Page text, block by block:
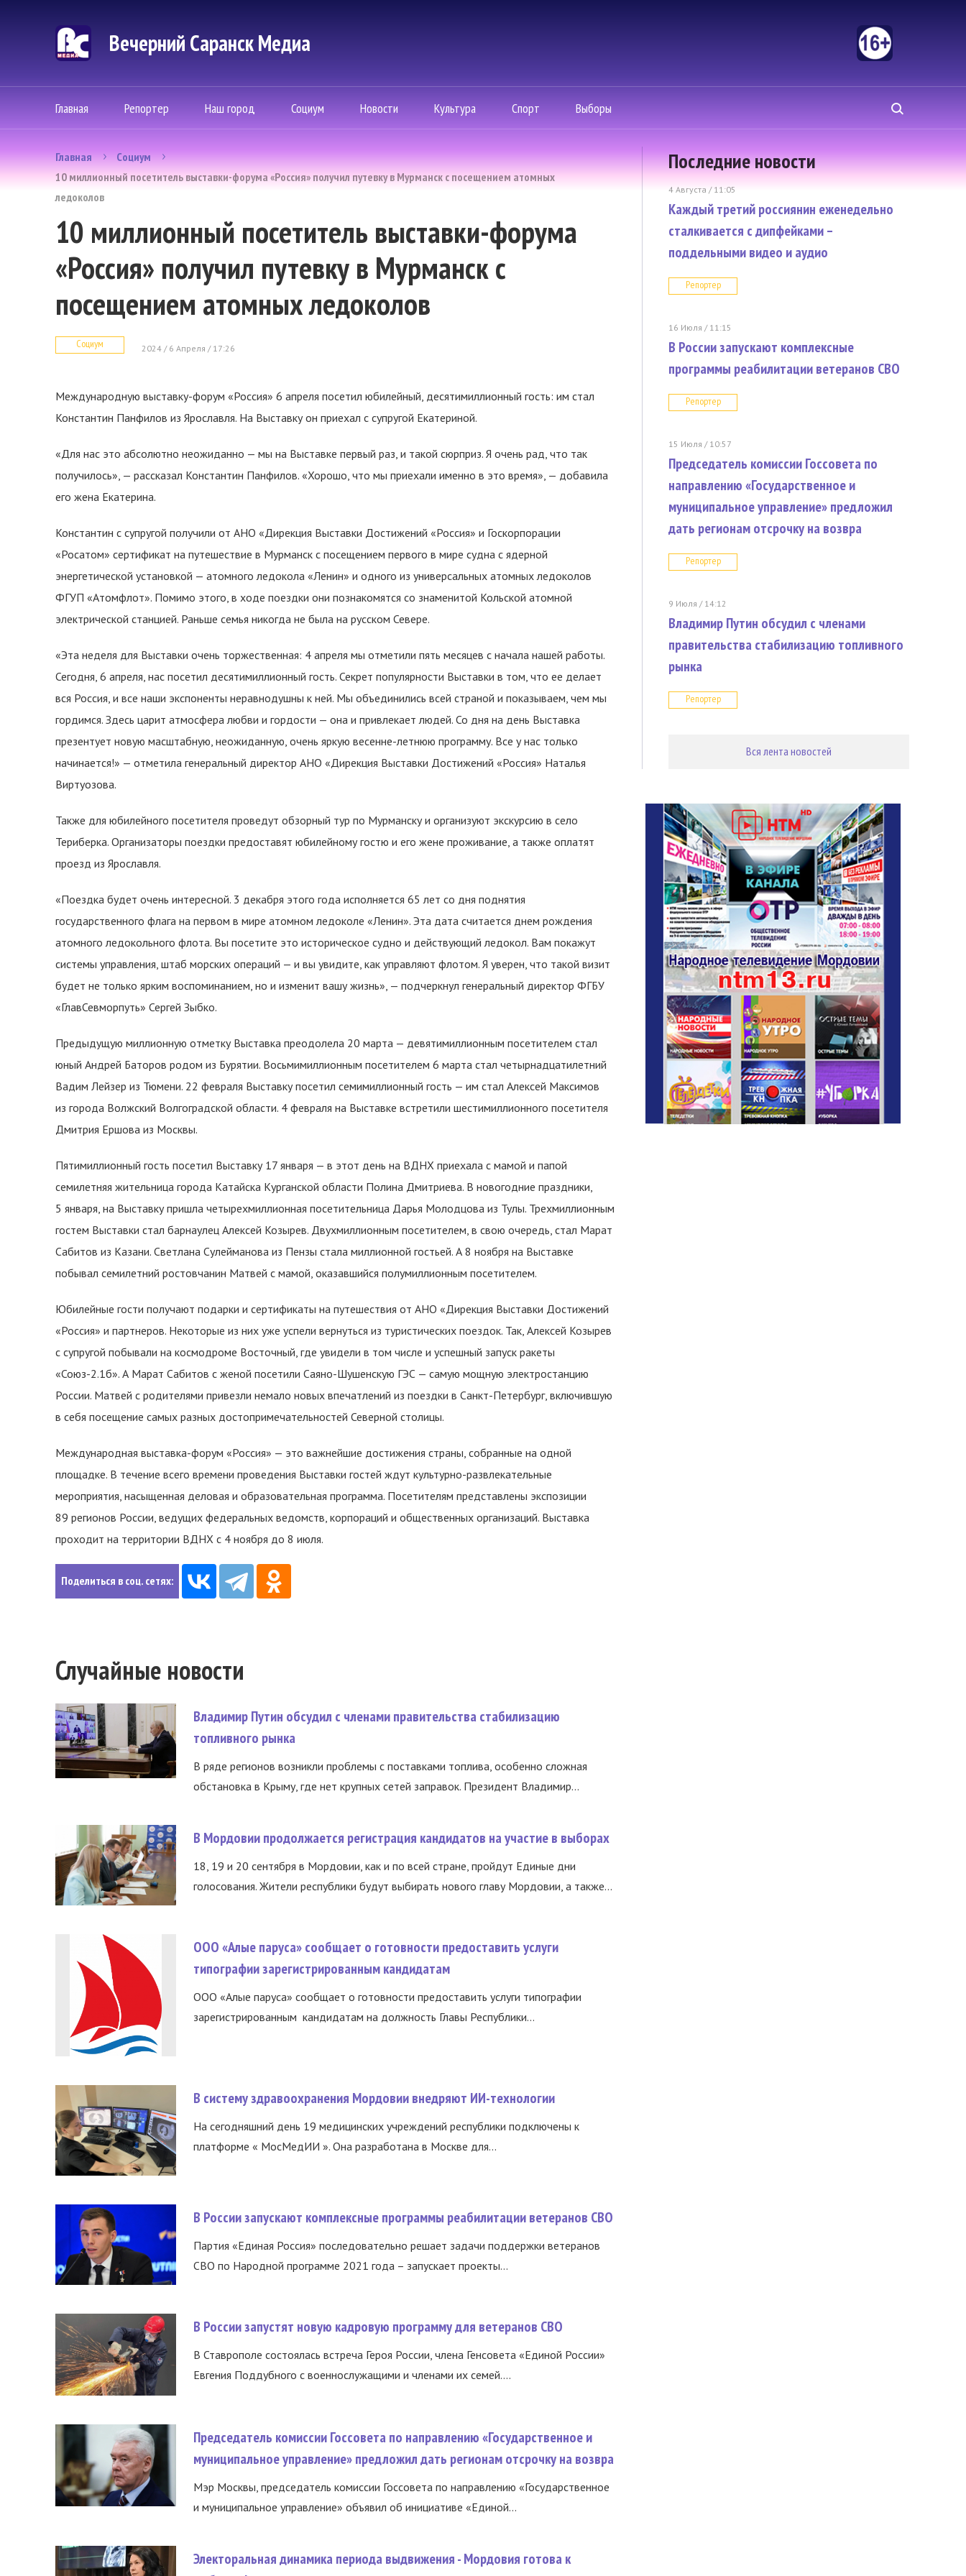
Вечерний Саранск Mедиа
Главная Репортер Наш город Социум Новости Культура Спорт Выборы
Главная
Социум
10 миллионный посетитель выставки-форума «Россия» получил путевку в Мурманск с посещением атомных
ледоколов
10 миллионный посетитель выставки-форума
«Россия» получил путевку в Мурманск с
посещением атомных ледоколов
Социум 2024 / 6 Апреля / 17:26
Международную выставку-форум «Россия» 6 апреля посетил юбилейный, десятимиллионный гость: им стал
Константин Панфилов из Ярославля. На Выставку он приехал с супругой Екатериной.
«Для нас это абсолютно неожиданно — мы на Выставке первый раз, и такой сюрприз. Я очень рад, что так
получилось», — рассказал Константин Панфилов. «Хорошо, что мы приехали именно в это время», — добавила
его жена Екатерина.
Константин с супругой получили от АНО «Дирекция Выставки Достижений «Россия» и Госкорпорации
«Росатом» сертификат на путешествие в Мурманск с посещением первого в мире судна с ядерной
энергетической установкой — атомного ледокола «Ленин» и одного из универсальных атомных ледоколов
ФГУП «Атомфлот». Помимо этого, в ходе поездки они познакомятся со знаменитой Кольской атомной
электрической станцией. Раньше семья никогда не была на русском Севере.
«Эта неделя для Выставки очень торжественная: 4 апреля мы отметили пять месяцев с начала нашей работы.
Сегодня, 6 апреля, нас посетил десятимиллионный гость. Секрет популярности Выставки в том, что ее делает
вся Россия, и все наши экспоненты неравнодушны к ней. Мы объединились всей страной и показываем, чем мы
гордимся. Здесь царит атмосфера любви и гордости — она и привлекает людей. Со дня на день Выставка
презентует новую масштабную, неожиданную, очень яркую весенне-летнюю программу. Все у нас только
начинается!» — отметила генеральный директор АНО «Дирекция Выставки Достижений «Россия» Наталья
Виртуозова.
Также для юбилейного посетителя проведут обзорный тур по Мурманску и организуют экскурсию в село
Териберка. Организаторы поездки предоставят юбилейному гостю и его жене проживание, а также оплатят
проезд из Ярославля.
«Поездка будет очень интересной. 3 декабря этого года исполняется 65 лет со дня поднятия
государственного флага на первом в мире атомном ледоколе «Ленин». Эта дата считается днем рождения
атомного ледокольного флота. Вы посетите это историческое судно и действующий ледокол. Вам покажут
системы управления, штаб морских операций — и вы увидите, как управляют флотом. Я уверен, что такой визит
будет не только ярким воспоминанием, но и изменит вашу жизнь», — подчеркнул генеральный директор ФГБУ
«ГлавСевморпуть» Сергей Зыбко.
Предыдущую миллионную отметку Выставка преодолела 20 марта — девятимиллионным посетителем стал
юный Андрей Баторов родом из Бурятии. Восьмимиллионным посетителем 6 марта стал четырнадцатилетний
Вадим Лейзер из Тюмени. 22 февраля Выставку посетил семимиллионный гость — им стал Алексей Максимов
из города Волжский Волгоградской области. 4 февраля на Выставке встретили шестимиллионного посетителя
Дмитрия Ершова из Москвы.
Пятимиллионный гость посетил Выставку 17 января — в этот день на ВДНХ приехала с мамой и папой
семилетняя жительница города Катайска Курганской области Полина Дмитриева. В новогодние праздники,
5 января, на Выставку пришла четырехмиллионная посетительница Дарья Молодцова из Тулы. Трехмиллионным
гостем Выставки стал барнаулец Алексей Козырев. Двухмиллионным посетителем, в свою очередь, стал Марат
Сабитов из Казани. Светлана Сулейманова из Пензы стала миллионной гостьей. А 8 ноября на Выставке
побывал семилетний ростовчанин Матвей с мамой, оказавшийся полумиллионным посетителем.
Юбилейные гости получают подарки и сертификаты на путешествия от АНО «Дирекция Выставки Достижений
«Россия» и партнеров. Некоторые из них уже успели вернуться из туристических поездок. Так, Алексей Козырев
с супругой побывали на космодроме Восточный, где увидели в том числе и успешный запуск ракеты
«Союз-2.1б». А Марат Сабитов с женой посетили Саяно-Шушенскую ГЭС — самую мощную электростанцию
России. Матвей с родителями привезли немало новых впечатлений из поездки в Санкт-Петербург, включившую
в себя посещение самых разных достопримечательностей Северной столицы.
Международная выставка-форум «Россия» — это важнейшие достижения страны, собранные на одной
площадке. В течение всего времени проведения Выставки гостей ждут культурно-развлекательные
мероприятия, насыщенная деловая и образовательная программа. Посетителям представлены экспозиции
89 регионов России, ведущих федеральных ведомств, корпораций и общественных организаций. Выставка
проходит на территории ВДНХ с 4 ноября до 8 июля.
Поделиться в соц. сетях:
Случайные новости
Владимир Путин обсудил с членами правительства стабилизацию
топливного рынка
В ряде регионов возникли проблемы с поставками топлива, особенно сложная
обстановка в Крыму, где нет крупных сетей заправок. Президент Владимир...
В Мордовии продолжается регистрация кандидатов на участие в выборах
18, 19 и 20 сентября в Мордовии, как и по всей стране, пройдут Единые дни
голосования. Жители республики будут выбирать нового главу Мордовии, а также...
ООО «Алые паруса» сообщает о готовности предоставить услуги
типографии зарегистрированным кандидатам
ООО «Алые паруса» сообщает о готовности предоставить услуги типографии
зарегистрированным кандидатам на должность Главы Республики...
В систему здравоохранения Мордовии внедряют ИИ-технологии
На сегодняшний день 19 медицинских учреждений республики подключены к
платформе « МосМедИИ ». Она разработана в Москве для...
В России запускают комплексные программы реабилитации ветеранов СВО
Партия «Единая Россия» последовательно решает задачи поддержки ветеранов
СВО по Народной программе 2021 года – запускает проекты...
В России запустят новую кадровую программу для ветеранов СВО
В Ставрополе состоялась встреча Героя России, члена Генсовета «Единой России»
Евгения Поддубного с военнослужащими и членами их семей....
Председатель комиссии Госсовета по направлению «Государственное и
муниципальное управление» предложил дать регионам отсрочку на возвра
Мэр Москвы, председатель комиссии Госсовета по направлению «Государственное
и муниципальное управление» объявил об инициативе «Единой...
Электоральная динамика периода выдвижения - Мордовия готова к
Последние новости
4 Августа / 11:05
Каждый третий россиянин еженедельно
сталкивается с дипфейками –
поддельными видео и аудио
Репортер
16 Июля / 11:15
В России запускают комплексные
программы реабилитации ветеранов СВО
Репортер
15 Июля / 10:57
Председатель комиссии Госсовета по
направлению «Государственное и
муниципальное управление» предложил
дать регионам отсрочку на возвра
Репортер
9 Июля / 14:12
Владимир Путин обсудил с членами
правительства стабилизацию топливного
рынка
Репортер
Вся лента новостей